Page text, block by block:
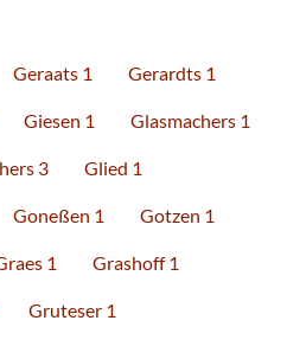
Geraats 1 Gerardts 1
Giesen 1 Glasmachers 1
3 Glied 1
Goneßen 1 Gotzen 1
1 Grashoff 1
Gruteser 1